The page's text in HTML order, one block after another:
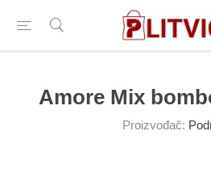
Amore Mix
Proizvođač: